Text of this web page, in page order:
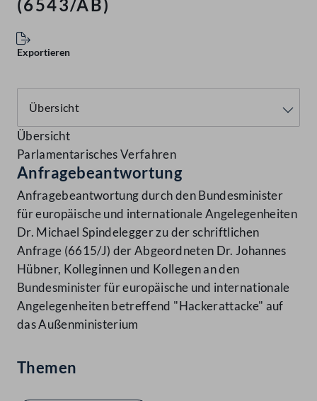
(6543/AB)
Exportieren
Übersicht
Parlamentarisches Verfahren
Anfragebeantwortung
Anfragebeantwortung durch den Bundesminister
für europäische und internationale Angelegenheiten
Dr. Michael Spindelegger zu der schriftlichen
Anfrage (6615/J) der Abgeordneten Dr. Johannes
Hübner, Kolleginnen und Kollegen an den
Bundesminister für europäische und internationale
Angelegenheiten betreffend "Hackerattacke" auf
das Außenministerium
Themen